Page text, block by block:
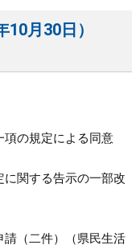
月30日）
の規定による同意
関する告示の一部改
（二件）（県民生活